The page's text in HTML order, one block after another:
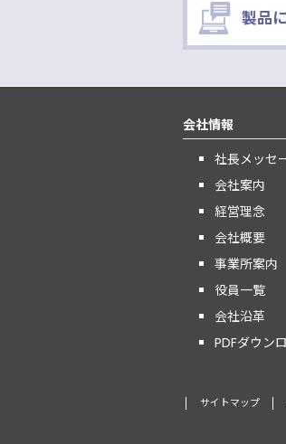
製品
会社情報
社長メッセ
会社案内
経営理念
会社概要
事業所案内
役員一覧
会社沿革
PDFダウン
サイトマップ